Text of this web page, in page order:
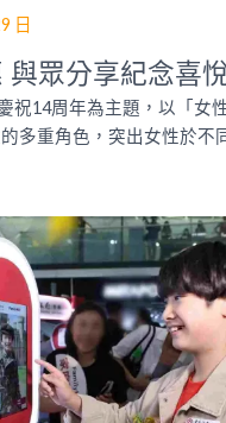
日
與眾分享紀念喜
祝14周年為主題，以「女
多重角色，突出女性於不